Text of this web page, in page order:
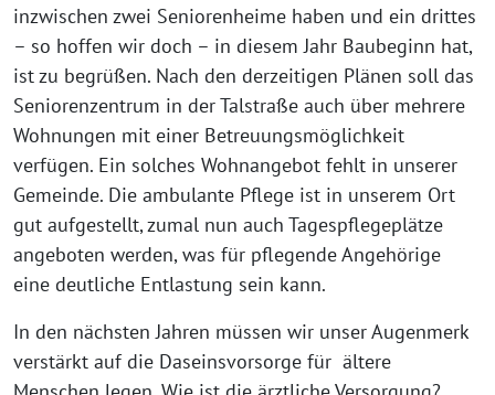
inzwischen zwei Seniorenheime haben und ein drittes
– so hoffen wir doch – in diesem Jahr Baubeginn hat,
ist zu begrüßen. Nach den derzeitigen Plänen soll das
Seniorenzentrum in der Talstraße auch über mehrere
Wohnungen mit einer Betreuungsmöglichkeit
verfügen. Ein solches Wohnangebot fehlt in unserer
Gemeinde. Die ambulante Pflege ist in unserem Ort
gut aufgestellt, zumal nun auch Tagespflegeplätze
angeboten werden, was für pflegende Angehörige
eine deutliche Entlastung sein kann.
In den nächsten Jahren müssen wir unser Augenmerk
verstärkt auf die Daseinsvorsorge für ältere